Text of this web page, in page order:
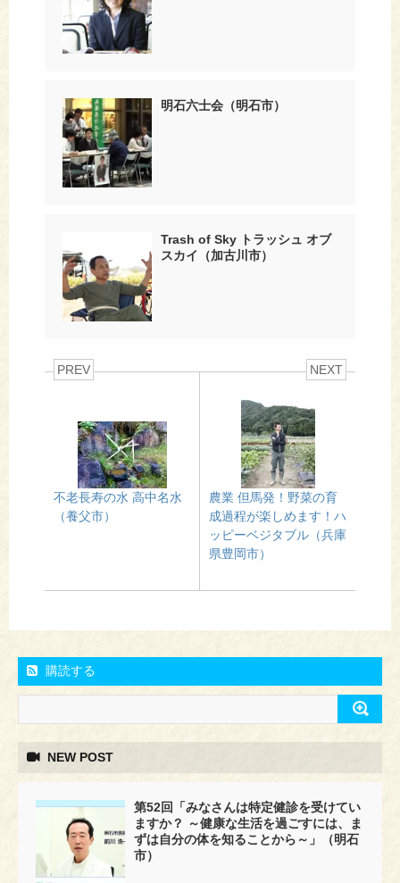
明石六士会（明石市）
Trash of Sky トラッシュ オブ
スカイ（加古川市）
PREV
不老長寿の水 高中名水
（養父市）
NEXT
農業 但馬発！野菜の育
成過程が楽しめます！ハ
ッピーベジタブル（兵庫
県豊岡市）
購読する
NEW POST
第52回「みなさんは特定健診を受けてい
ますか？ ～健康な生活を過ごすには、ま
ずは自分の体を知ることから～」（明石
市）